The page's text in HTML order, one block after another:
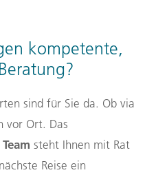
kompetente,
sind für Sie da. Ob via
vor Ort. Das
steht Ihnen mit Rat
Reise ein